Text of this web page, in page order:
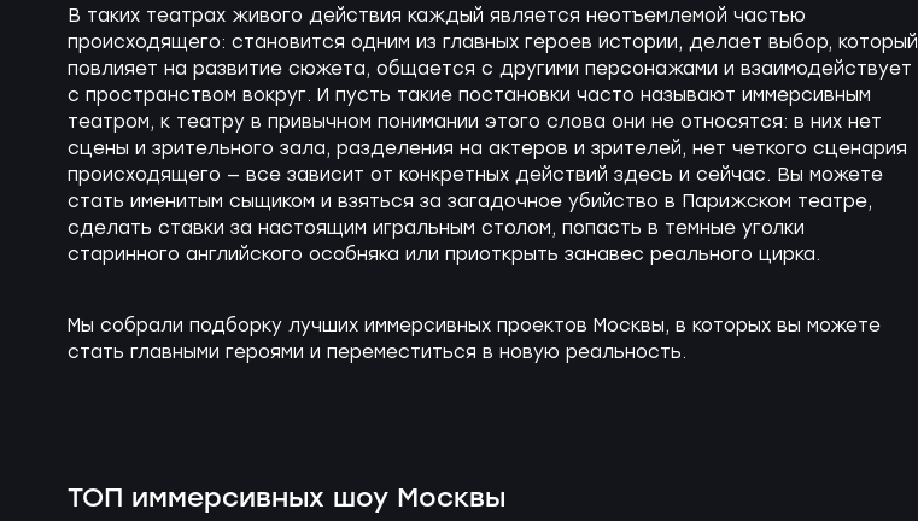
В таких театрах живого действия каждый является неотъемлемой частью
происходящего: становится одним из главных героев истории, делает выбор, который
повлияет на развитие сюжета, общается с другими персонажами и взаимодействует
с пространством вокруг. И пусть такие постановки часто называют иммерсивным
театром, к театру в привычном понимании этого слова они не относятся: в них нет
сцены и зрительного зала, разделения на актеров и зрителей, нет четкого сценария
происходящего — все зависит от конкретных действий здесь и сейчас. Вы можете
стать именитым сыщиком и взяться за загадочное убийство в Парижском театре,
сделать ставки за настоящим игральным столом, попасть в темные уголки
старинного английского особняка или приоткрыть занавес реального цирка.
Мы собрали подборку лучших иммерсивных проектов Москвы, в которых вы можете
стать главными героями и переместиться в новую реальность.
ТОП иммерсивных шоу Москвы